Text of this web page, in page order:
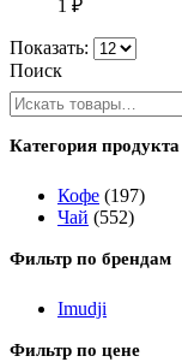
1 ₽
Показать:
Поиск
Категория продукта
Кофе (197)
Чай (552)
Фильтр по брендам
Imudji
Фильтр по цене